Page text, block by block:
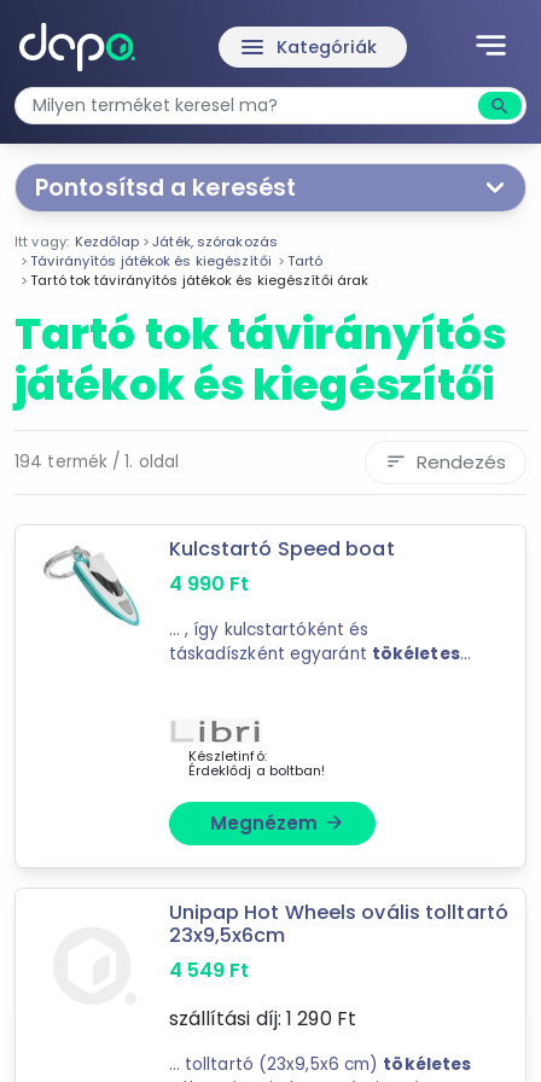
notes
menu Kategóriák
search
Pontosítsd a keresést
Segítünk a keresésben!
Válaszd ki a jellemzőketTe magad!
Ár szűrése
679 Ft 1 977 890 Ft
194találat
Mást is keresel? Válogass a Depo teljes
Itt vagy: Kezdőlap
Játék, szórakozás
Távirányítós játékok és kiegészítői
Tartó
Tartó tok távirányítós játékok és kiegészítői árak
Tartó tok távirányítós
játékok és kiegészítői
194 termék / 1. oldal sort Rendezés
Kulcstartó Speed boat
4 990 Ft
... , így kulcstartóként és
táskadíszként egyaránt tökéletes
Tartós, prémium cinkötvözet
anyago Kulcstartónak és ...
Készletinfó:
Érdeklődj a boltban!
Megnézem arrow_forward
Unipap Hot Wheels ovális tolltartó
23x9,5x6cm
4 549 Ft
szállítási díj: 1 290Ft
... tolltartó (23x9,5x6 cm) tökéletes